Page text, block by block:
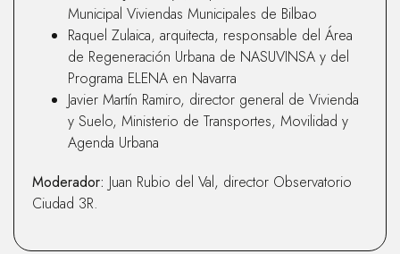
Municipal Viviendas Municipales de Bilbao
Raquel Zulaica, arquitecta, responsable del Área
de Regeneración Urbana de NASUVINSA y del
Programa ELENA en Navarra
Javier Martín Ramiro, director general de Vivienda
y Suelo, Ministerio de Transportes, Movilidad y
Agenda Urbana
Moderador: Juan Rubio del Val, director Observatorio
Ciudad 3R.